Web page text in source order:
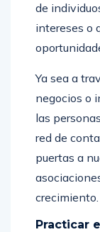
de
intereses o
Ya sea a
negocios o
las
red de
puertas a
crecimiento.
Practicar